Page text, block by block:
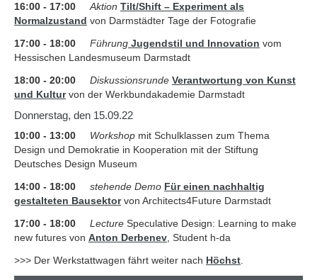
16:00 - 17:00
Aktion Tilt/Shift – Experiment als
Normalzustand von Darmstädter Tage der Fotografie
17:00 - 18:00
Führung Jugendstil und Innovation vom
Hessischen Landesmuseum Darmstadt
18:00 - 20:00
Diskussionsrunde Verantwortung von Kunst
und Kulturvon der Werkbundakademie Darmstadt
Donnerstag, den 15.09.22
10:00 - 13:00 Workshop mit Schulklassen zum Thema
Design und Demokratie in Kooperation mit der Stiftung
Deutsches Design Museum
14:00 - 18:00
stehende Demo Für einen nachhaltig
gestalteten Bausektorvon Architects4Future Darmstadt
17:00 - 18:00
Lecture Speculative Design: Learning to make
new futures von Anton Derbenev , Student h-da
>>> Der Werkstattwagen fährt weiter nach Höchst